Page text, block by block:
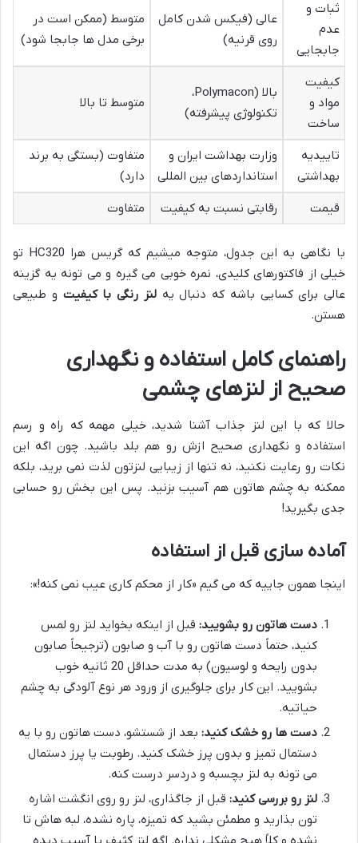
ثبات و
عدم
جابجایی
عالی (فیکس شدن کامل
روی قرنیه)
متوسط (ممکن است در
برخی مدل ها جابجا شود)
کیفیت
مواد و
ساخت
بالا (Polymacon،
تکنولوژی پیشرفته)
متوسط تا بالا
تاییدیه
بهداشتی
وزارت بهداشت ایران و
استانداردهای بین المللی
متفاوت (بستگی به برند
دارد)
قیمت
رقابتی نسبت به کیفیت متفاوت
با نگاهی به این جدول، متوجه میشیم که گریس هرا HC320 تو
خیلی از فاکتورهای کلیدی، نمره خوبی می گیره و می تونه یه گزینه
عالی برای کسایی باشه که دنبال یهلنز رنگی با کیفیت و طبیعی
هستن.
راهنمای کامل استفاده و نگهداری
صحیح از لنزهای چشمی
حالا که با این لنز جذاب آشنا شدید، خیلی مهمه که راه و رسم
استفاده و نگهداری صحیح ازش رو هم بلد باشید. چون اگه این
نکات رو رعایت نکنید، نه تنها از زیبایی لنزتون لذت نمی برید، بلکه
ممکنه به چشم هاتون هم آسیب بزنید. پس این بخش رو حسابی
جدی بگیرید!
آماده سازی قبل از استفاده
اینجا همون جاییه که می گیم «کار از محکم کاری عیب نمی کنه!»:
دست هاتون رو بشویید: قبل از اینکه بخواید لنز رو لمس
کنید، حتماً دست هاتون رو با آب و صابون (ترجیحاً صابون
بدون رایحه و لوسیون) به مدت حداقل 20 ثانیه خوب
بشویید. این کار برای جلوگیری از ورود هر نوع آلودگی به چشم
حیاتیه.
دست ها رو خشک کنید: بعد از شستشو، دست هاتون رو با یه
دستمال تمیز و بدون پرز خشک کنید. رطوبت یا پرز دستمال
می تونه به لنز بچسبه و دردسر درست کنه.
لنز رو بررسی کنید: قبل از جاگذاری، لنز رو روی انگشت اشاره
تون بذارید و مطمئن بشید که تمیزه، پاره نشده، لبه هاش تا